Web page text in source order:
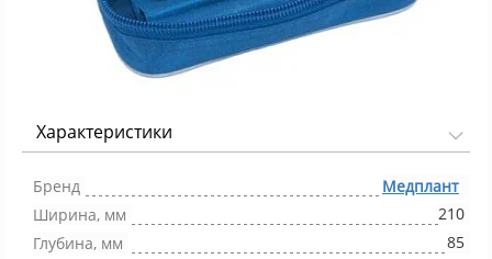
Характеристики
Бренд
Медплант
Ширина, мм
210
Глубина, мм
85